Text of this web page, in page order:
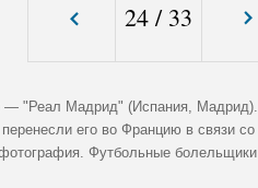
24/ 33
— "Реал Мадрид" (Испания, Мадрид).
его во Францию в связи со
Футбольные болельщики